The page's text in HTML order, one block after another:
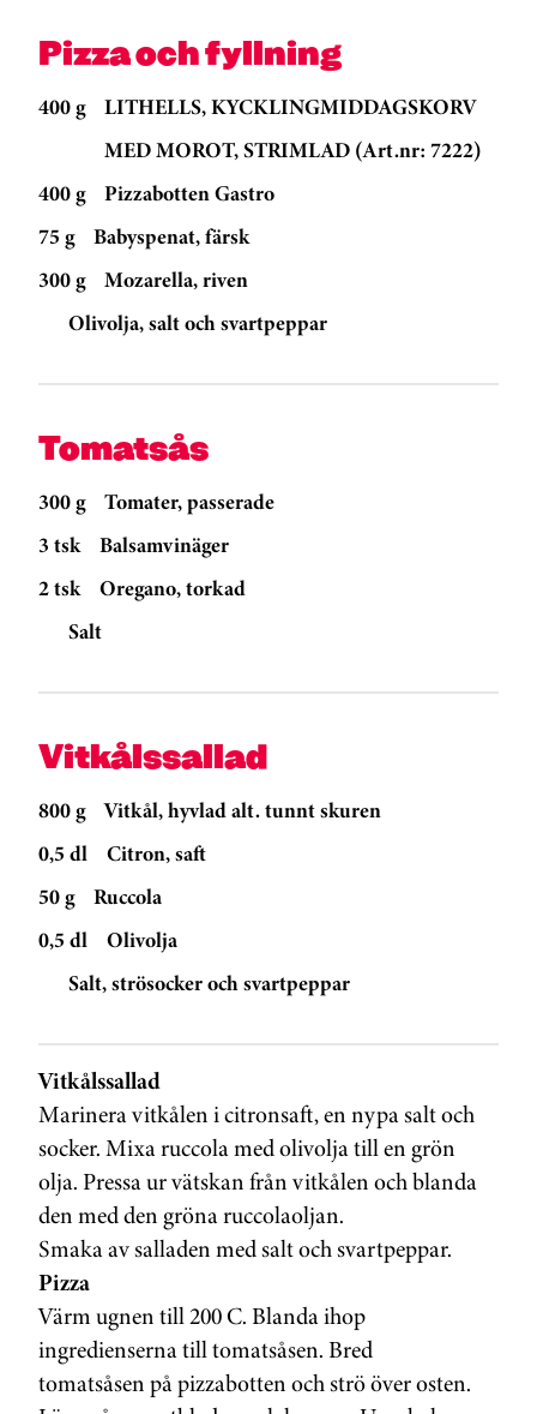
Pizza och fyllning
400 g
LITHELLS, KYCKLINGMIDDAGSKORV
MED MOROT, STRIMLAD (Art.nr: 7222)
400 g
Pizzabotten Gastro
75 g
Babyspenat, färsk
300 g
Mozarella, riven
Olivolja, salt och svartpeppar
Tomatsås
300 g
Tomater, passerade
3 tsk
Balsamvinäger
2 tsk
Oregano, torkad
Salt
Vitkålssallad
800 g
Vitkål, hyvlad alt. tunnt skuren
0,5 dl
Citron, saft
50 g
Ruccola
0,5 dl
Olivolja
Salt, strösocker och svartpeppar
Vitkålssallad
Marinera vitkålen i citronsaft, en nypa salt och
socker. Mixa ruccola med olivolja till en grön
olja. Pressa ur vätskan från vitkålen och blanda
den med den gröna ruccolaoljan.
Smaka av salladen med salt och svartpeppar.
Pizza
Värm ugnen till 200 C. Blanda ihop
ingredienserna till tomatsåsen. Bred
tomatsåsen på pizzabotten och strö över osten.